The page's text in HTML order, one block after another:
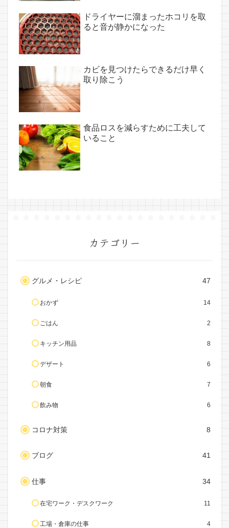
ドライヤーに溜まったホコリを取
ると音が静かになった
カビを見つけたらできるだけ早く
取り除こう
食品ロスを減らすために工夫して
いること
カテゴリー
グルメ・レシピ 47
おかず 14
ごはん 2
キッチン用品 8
デザート 6
朝食 7
飲み物 6
コロナ対策 8
ブログ 41
仕事 34
在宅ワーク・デスクワーク 11
工場・倉庫の仕事 4